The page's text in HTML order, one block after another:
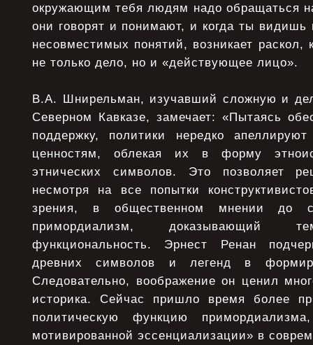
окружающим тебя людям надо обращаться
они говорят и понимают, и когда ты
несовместимых понятий, возникает раскол,
не только дело, но и «действующее лицо».
В.А. Шнирельман, изучавший сложную и
Северном Кавказе, замечает: «Пытаясь
поддержку, политики нередко
ценностям, облекая их в форму
этнических символов. Это позволяет
несмотря на все попытки
зрения, в общественном мнении до
примордиализм,
функциональность. Эрнест Ренан
древних символов и легенд в
Следовательно, воображение он ценил
историка. Сейчас пришло время более
политическую функцию
мотивированной эссенциализации» в